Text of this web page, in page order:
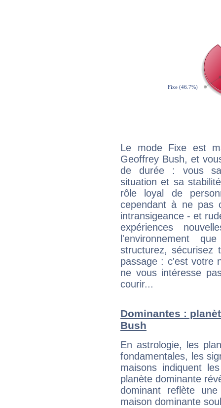
Le mode Fixe est
Geoffrey Bush, et
de durée : vous
situation et sa
rôle loyal de
cependant à ne pas
intransigeance - et
expériences
l'environnement
structurez, sécurisez
passage : c'est votre
ne vous intéresse
courir...
Dominantes :
Bush
En astrologie, les
fondamentales, les
maisons indiquent
planète dominante
dominant reflète
maison dominante